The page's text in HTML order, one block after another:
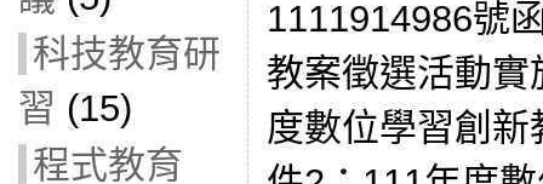
科技教育研
習 (15)
程式教育
1111914986號
教案徵選活動
度數位學習創